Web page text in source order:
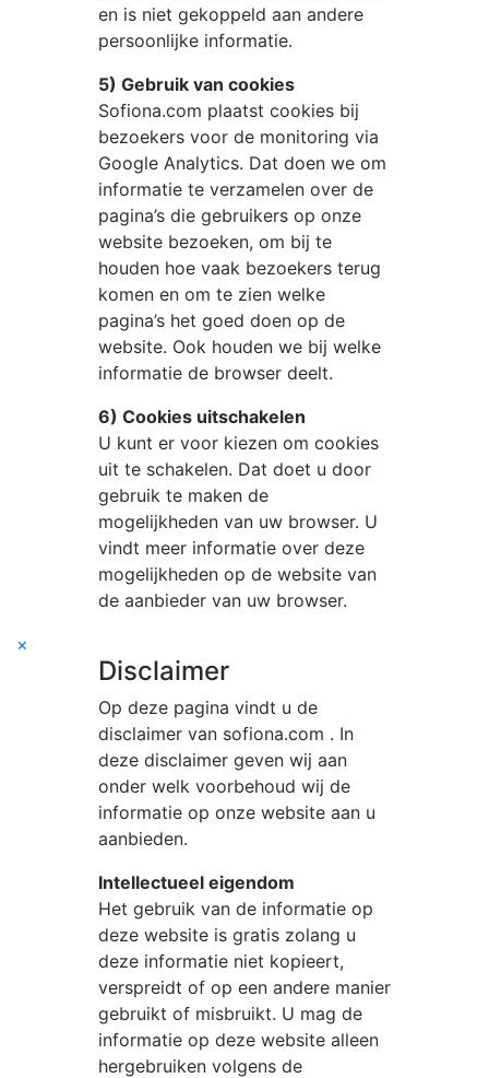
en is niet gekoppeld aan andere
persoonlijke informatie.
5) Gebruik van cookies
Sofiona.com plaatst cookies bij
bezoekers voor de monitoring via
Google Analytics. Dat doen we om
informatie te verzamelen over de
pagina’s die gebruikers op onze
website bezoeken, om bij te
houden hoe vaak bezoekers terug
komen en om te zien welke
pagina’s het goed doen op de
website. Ook houden we bij welke
informatie de browser deelt.
6) Cookies uitschakelen
U kunt er voor kiezen om cookies
uit te schakelen. Dat doet u door
gebruik te maken de
mogelijkheden van uw browser. U
vindt meer informatie over deze
mogelijkheden op de website van
de aanbieder van uw browser.
×
Disclaimer
Op deze pagina vindt u de
disclaimer van sofiona.com . In
deze disclaimer geven wij aan
onder welk voorbehoud wij de
informatie op onze website aan u
aanbieden.
Intellectueel eigendom
Het gebruik van de informatie op
deze website is gratis zolang u
deze informatie niet kopieert,
verspreidt of op een andere manier
gebruikt of misbruikt. U mag de
informatie op deze website alleen
hergebruiken volgens de